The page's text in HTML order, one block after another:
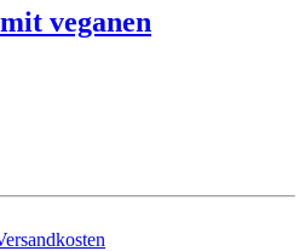
veganen